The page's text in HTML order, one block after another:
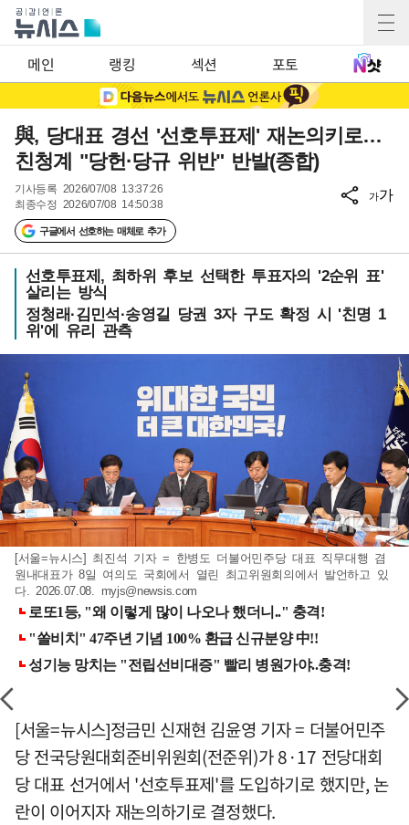
메인 랭킹 섹션 포토
與, 당대표 경선 '선호투표제' 재논의키로…
친청계 "당헌·당규 위반" 반발(종합)
기사등록 2026/07/08 13:37:26
최종수정 2026/07/08 14:50:38
구글에서 선호하는 매체로 추가
가가
선호투표제, 최하위 후보 선택한 투표자의 '2순위 표'
살리는 방식
정청래·김민석·송영길 당권 3자 구도 확정 시 '친명 1
위'에 유리 관측
[서울=뉴시스] 최진석 기자 = 한병도 더불어민주당 대표 직무대행 겸
원내대표가 8일 여의도 국회에서 열린 최고위원회의에서 발언하고 있
다. 2026.07.08. myjs@newsis.com
[서울=뉴시스]정금민 신재현 김윤영 기자 = 더불어민주
당 전국당원대회준비위원회(전준위)가 8·17 전당대회
당 대표 선거에서 '선호투표제'를 도입하기로 했지만, 논
란이 이어지자 재논의하기로 결정했다.